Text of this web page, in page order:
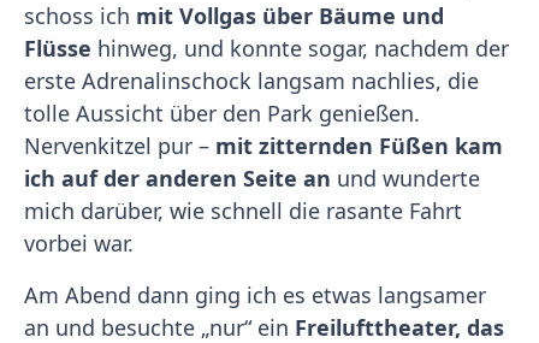
schoss ich mit Vollgas über Bäume und
Flüsse hinweg, und konnte sogar, nachdem der
erste Adrenalinschock langsam nachlies, die
tolle Aussicht über den Park genießen.
Nervenkitzel pur – mit zitternden Füßen kam
ich auf der anderen Seite an und wunderte
mich darüber, wie schnell die rasante Fahrt
vorbei war.
Am Abend dann ging ich es etwas langsamer
an und besuchte „nur“ ein Freilufttheater, das